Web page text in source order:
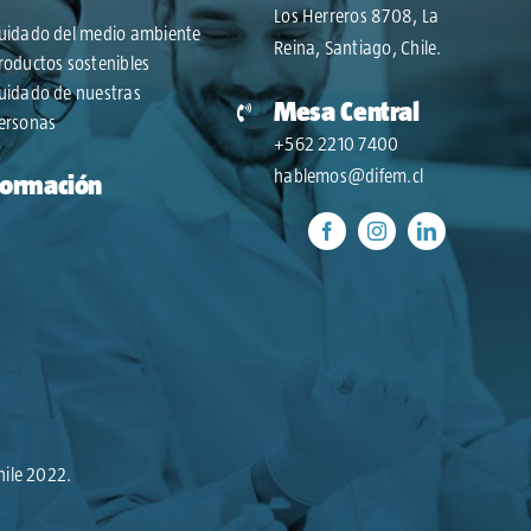
del medio ambiente
sostenibles
de nuestras
Los Herreros 8708, La
Reina, Santiago, Chile.
Mesa Central
+562 2210 7400
hablemos@difem.cl
2022.